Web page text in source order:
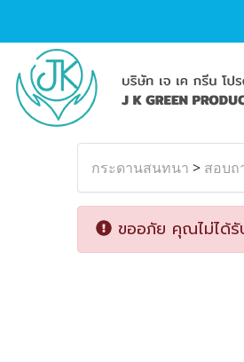
กระดานสนทนา > สอบถ
ขออภัย คุณไม่ได้รั